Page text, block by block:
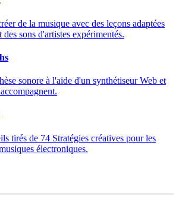
de la musique avec des leçons adaptées
des sons d'artistes expérimentés.
sonore à l'aide d'un synthétiseur Web et
tirés de 74 Stratégies créatives pour les
électroniques.